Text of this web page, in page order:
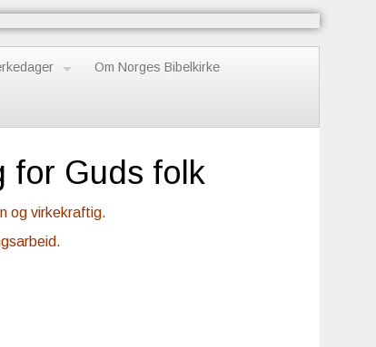
Om Norges Bibelkirke
for Guds folk
og virkekraftig.